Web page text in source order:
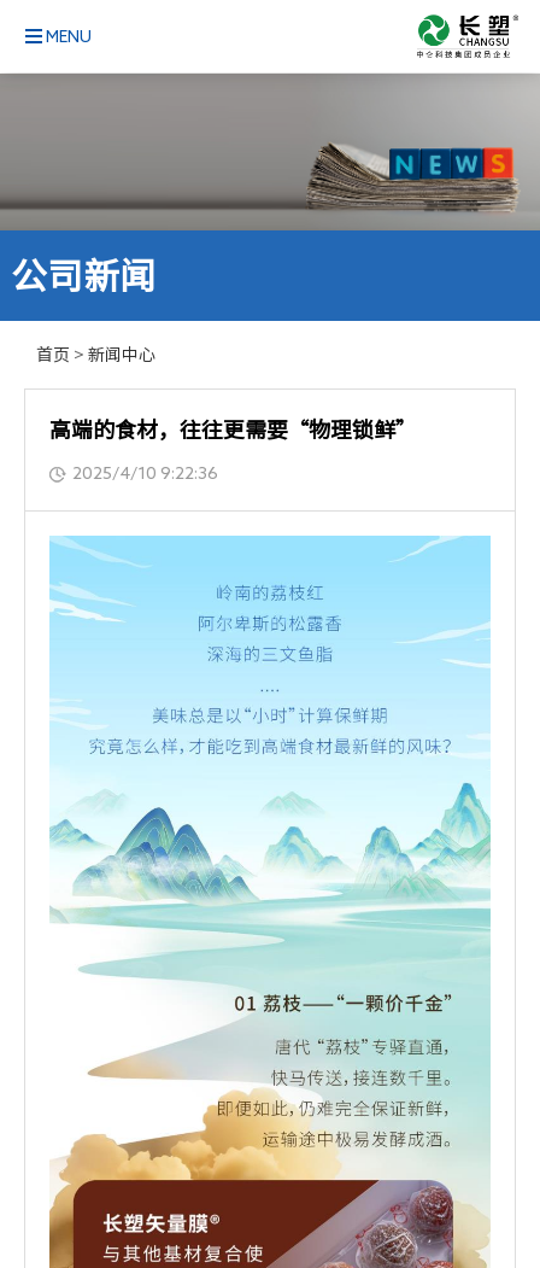
MENU
公司新闻
首页 >新闻中心
高端的食材，往往更需要“物理锁鲜”
2025/4/10 9:22:36